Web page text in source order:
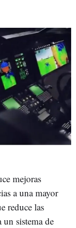
mejoras
a una mayor
reduce las
sistema de